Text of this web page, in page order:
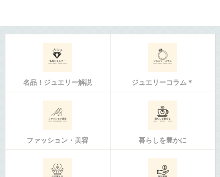
名品！ジュエリー解説 ジュエリーコラム＊
ファッション・美容 暮らしを豊かに